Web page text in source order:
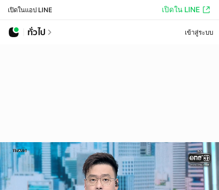
เปิดในแอป LINE เปิดใน LINE
ทั่วไป เข้าสู่ระบบ